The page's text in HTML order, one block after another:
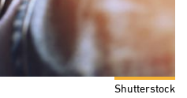
Shutterstock